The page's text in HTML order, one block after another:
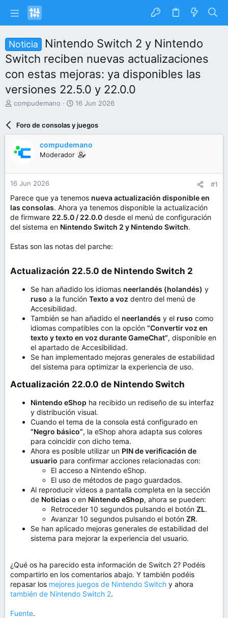
Noticia
Nintendo Switch 2 y Nintendo
Switch reciben nuevas actualizaciones
con estas mejoras: ya disponibles las
versiones 22.5.0 y 22.0.0
I
a
r
d
e
t
e
m
compudemano
F
c
h
d
e
n
o
16 Jun 2026
Foro de consolas y juegos
compudemano
Moderador
16 Jun 2026 #1
Parece que ya tenemos nueva actualización disponible en
las consolas. Ahora ya tenemos disponible la actualización
de firmware 22.5.0 / 22.0.0 desde el menú de configuración
del sistema en Nintendo Switch 2 y Nintendo Switch.
Estas son las notas del parche:
Actualización 22.5.0 de Nintendo Switch 2​
Se han añadido los idiomas neerlandés (holandés) y
ruso a la función Texto a voz dentro del menú de
Accesibilidad.
También se han añadido el neerlandés y el ruso como
idiomas compatibles con la opción “Convertir voz en
texto y texto en voz durante GameChat”, disponible en
el apartado de Accesibilidad.
Se han implementado mejoras generales de estabilidad
del sistema para optimizar la experiencia de uso.
Actualización 22.0.0 de Nintendo Switch​
Nintendo eShop ha recibido un rediseño de su interfaz
y distribución visual.
Cuando el tema de la consola está configurado en
“Negro básico”, la eShop ahora adapta sus colores
para coincidir con dicho tema.
Ahora es posible utilizar un PIN de verificación de
usuario para confirmar acciones relacionadas con:
El acceso a Nintendo eShop.
El uso de métodos de pago guardados.
Al reproducir vídeos a pantalla completa en la sección
de Noticias o en Nintendo eShop, ahora se pueden:
Retroceder 10 segundos pulsando el botón ZL.
Avanzar 10 segundos pulsando el botón ZR.
Se han aplicado mejoras generales de estabilidad del
sistema para mejorar la experiencia del usuario.
¿Qué os ha parecido esta información de Switch 2? Podéis
compartirlo en los comentarios abajo. Y también podéis
repasar los mejores juegos de Nintendo Switch y ahora
también de Nintendo Switch 2.
Fuente.